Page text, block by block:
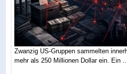
Zwanzig US-Gruppen sammelten
mehr als 250 Millionen Dollar ein. Ein ...